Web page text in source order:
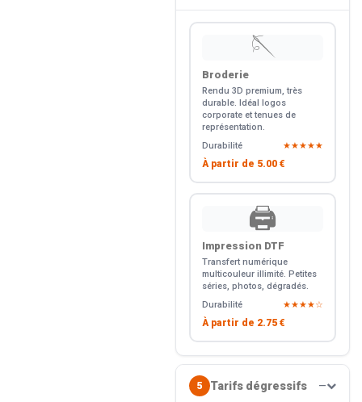
🪡
Broderie
Rendu 3D premium, très
durable. Idéal logos
corporate et tenues de
représentation.
Durabilité
★★★★★
À partir de 5.00 €
🖨️
Impression DTF
Transfert numérique
multicouleur illimité. Petites
séries, photos, dégradés.
Durabilité
★★★★☆
À partir de 2.75 €
5 Tarifs dégressifs —